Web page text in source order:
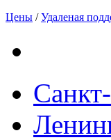
Цены /Удаленая